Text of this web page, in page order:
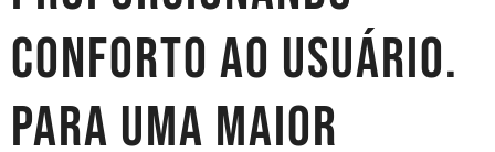
conforto ao usuário.
Para uma maior